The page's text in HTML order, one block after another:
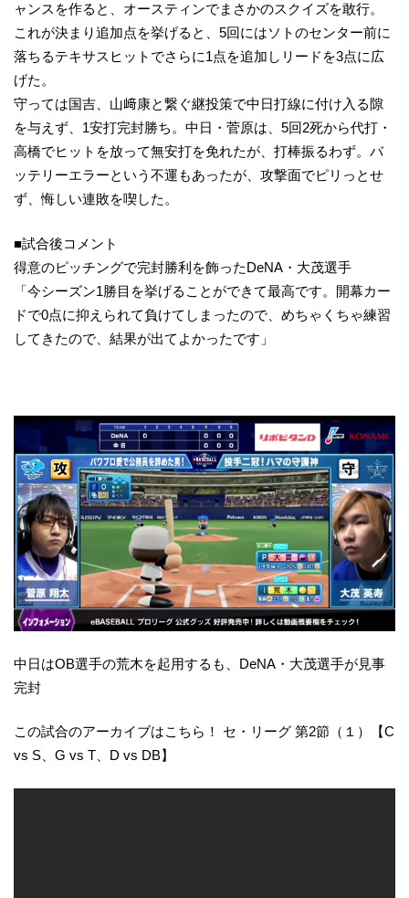
ャンスを作ると、オースティンでまさかのスクイズを敢行。
これが決まり追加点を挙げると、5回にはソトのセンター前に
落ちるテキサスヒットでさらに1点を追加しリードを3点に広
げた。
守っては国吉、山﨑康と繋ぐ継投策で中日打線に付け入る隙
を与えず、1安打完封勝ち。中日・菅原は、5回2死から代打・
高橋でヒットを放って無安打を免れたが、打棒振るわず。バ
ッテリーエラーという不運もあったが、攻撃面でピリっとせ
ず、悔しい連敗を喫した。
■試合後コメント
得意のピッチングで完封勝利を飾ったDeNA・大茂選手
「今シーズン1勝目を挙げることができて最高です。開幕カー
ドで0点に抑えられて負けてしまったので、めちゃくちゃ練習
してきたので、結果が出てよかったです」
中日はOB選手の荒木を起用するも、DeNA・大茂選手が見事
完封
この試合のアーカイブはこちら！ セ・リーグ 第2節（１）【C
vs S、G vs T、D vs DB】